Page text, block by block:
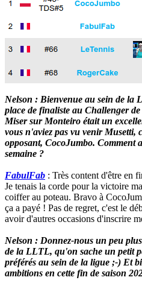
Nelson : Bienvenue au sein de la
place de finaliste au Challenger
Miser sur Monteiro était un
vous n'aviez pas vu venir Musetti,
opposant, CocoJumbo. Comment
semaine ?
FabulFab : Très content d'être en
Je tenais la corde pour la victoire
coiffer au poteau. Bravo à
ça a payé ! Pas de regret, c'est le
avoir d'autres occasions d'inscrire
Nelson : Donnez-nous un peu
de la LLTL, qu'on sache un petit
préférés au sein de la ligue ;-) Et
ambitions en cette fin de saison